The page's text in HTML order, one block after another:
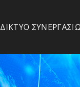
ΔΊΚΤΥΟ